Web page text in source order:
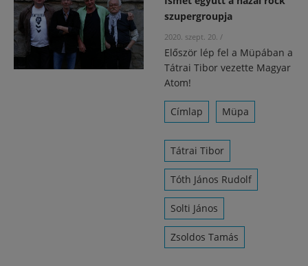
szupergroupja
2020. szept. 20. /
Először lép fel a Müpában a
Tátrai Tibor vezette Magyar
Atom!
Címlap Müpa
Tátrai Tibor
Tóth János Rudolf
Solti János
Zsoldos Tamás